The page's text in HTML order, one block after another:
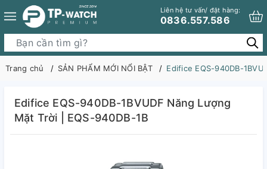
Liên hệ tư vấn/ đặt hàng:
0836.557.586
Trang chủ SẢN PHẨM MỚI NỔI BẬT Edifice EQS-940DB-
Edifice EQS-940DB-1BVUDF Năng Lượng
Mặt Trời | EQS-940DB-1B